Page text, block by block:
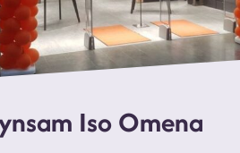
Iso Omena